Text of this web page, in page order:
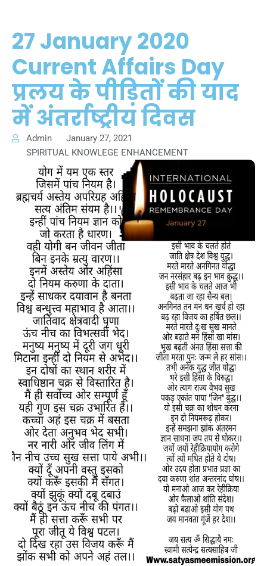
27 January 2020
Current Affairs Day
प्रलय के पीड़ितों की याद
में अंतर्राष्ट्रीय दिवस
Admin
January 27, 2021
SPIRITUAL KNOWLEGE ENHANCEMENT